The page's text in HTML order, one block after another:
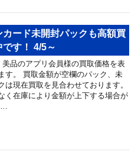
カード未開封パックも高額買
す！ 4/5～
品のアプリ会員様の買取価格を表
す。 買取金額が空欄のパック、未
は現在買取を見合わせております。
く在庫により金額が上下する場合が